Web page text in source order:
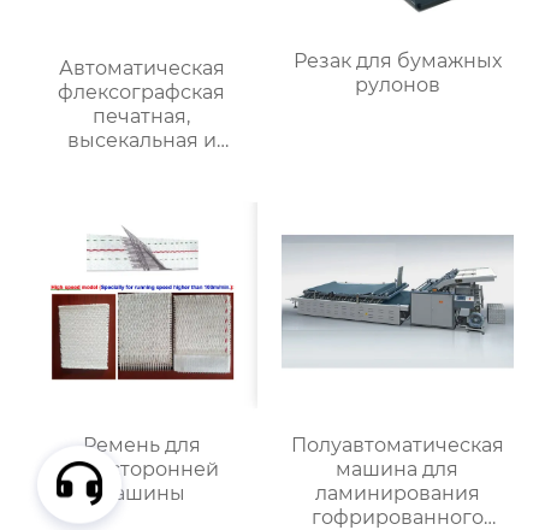
Автоматическая
флексографская
печатная,
высекальная и
RYKM-800
Резак для бумажных
рулонов
Ремень для
двухсторонней
машины
Полуавтоматическая
машина для
ламинирования
гофрированного